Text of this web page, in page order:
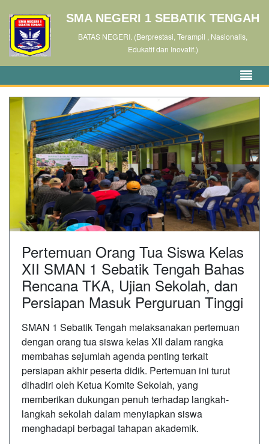
SMA NEGERI 1 SEBATIK TENGAH
BATAS NEGERI. (Berprestasi, Terampil , Nasionalis,
Edukatif dan Inovatif.)
Pertemuan Orang Tua Siswa Kelas
XII SMAN 1 Sebatik Tengah Bahas
Rencana TKA, Ujian Sekolah, dan
Persiapan Masuk Perguruan Tinggi
SMAN 1 Sebatik Tengah melaksanakan pertemuan
dengan orang tua siswa kelas XII dalam rangka
membahas sejumlah agenda penting terkait
persiapan akhir peserta didik. Pertemuan ini turut
dihadiri oleh Ketua Komite Sekolah, yang
memberikan dukungan penuh terhadap langkah-
langkah sekolah dalam menyiapkan siswa
menghadapi berbagai tahapan akademik.